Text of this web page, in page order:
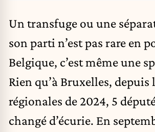
Un transfuge ou une
son parti n’est pas rare en
Belgique, c’est même une
Rien qu’à Bruxelles, depuis
régionales de 2024, 5
changé d’écurie. En